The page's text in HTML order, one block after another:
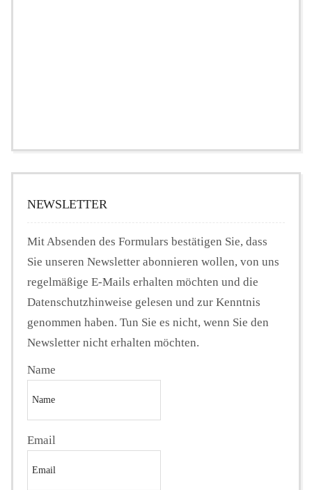
NEWSLETTER
Mit Absenden des Formulars bestätigen Sie, dass
Sie unseren Newsletter abonnieren wollen, von uns
regelmäßige E-Mails erhalten möchten und die
Datenschutzhinweise gelesen und zur Kenntnis
genommen haben. Tun Sie es nicht, wenn Sie den
Newsletter nicht erhalten möchten.
Name
Email